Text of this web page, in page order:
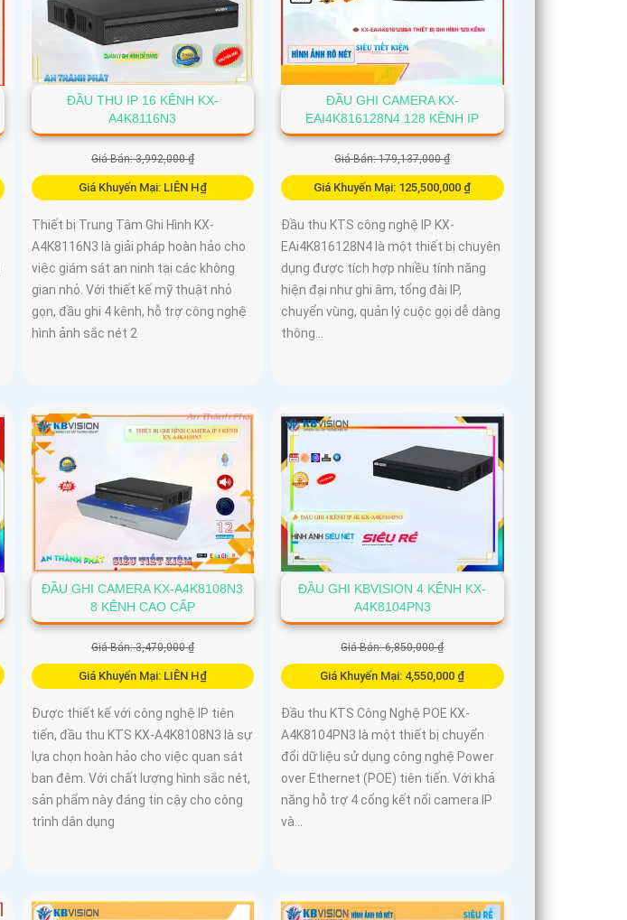
ĐẦU THU IP 16 KÊNH KX-
A4K8116N3
Giá Bán: 3,992,000 ₫
Giá Khuyến Mại: LIÊN H₫
Thiết bị Trung Tâm Ghi Hình KX-
A4K8116N3 là giải pháp hoàn hảo cho
việc giám sát an ninh tại các không
gian nhỏ. Với thiết kế mỹ thuật nhỏ
gọn, đầu ghi 4 kênh, hỗ trợ công nghệ
hình ảnh sắc nét 2
ĐẦU GHI CAMERA KX-
EAI4K816128N4 128 KÊNH IP
Giá Bán: 179,137,000 ₫
Giá Khuyến Mại: 125,500,000 ₫
Đầu thu KTS công nghệ IP KX-
EAi4K816128N4 là một thiết bị chuyên
dụng được tích hợp nhiều tính năng
hiện đại như ghi âm, tổng đài IP,
chuyển vùng, quản lý cuộc gọi dễ dàng
thông...
ĐẦU GHI CAMERA KX-A4K8108N3
8 KÊNH CAO CẤP
Giá Bán: 3,470,000 ₫
Giá Khuyến Mại: LIÊN H₫
Được thiết kế với công nghệ IP tiên
tiến, đầu thu KTS KX-A4K8108N3 là sự
lựa chọn hoàn hảo cho việc quan sát
ban đêm. Với chất lượng hình sắc nét,
sản phẩm này đáng tin cậy cho công
trình dân dụng
ĐẦU GHI KBVISION 4 KÊNH KX-
A4K8104PN3
Giá Bán: 6,850,000 ₫
Giá Khuyến Mại: 4,550,000 ₫
Đầu thu KTS Công Nghệ POE KX-
A4K8104PN3 là một thiết bị chuyển
đổi dữ liệu sử dụng công nghệ Power
over Ethernet (POE) tiên tiến. Với khả
năng hỗ trợ 4 cổng kết nối camera IP
và...